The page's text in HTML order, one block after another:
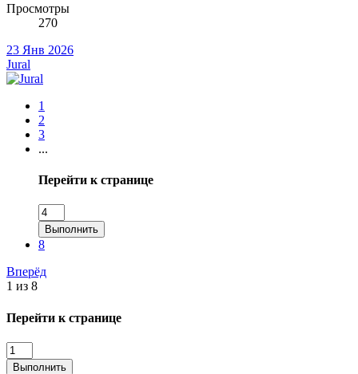
Просмотры
270
23 Янв 2026
Jural
1
2
3
...
Перейти к странице
Выполнить
8
Вперёд
1 из 8
Перейти к странице
Выполнить